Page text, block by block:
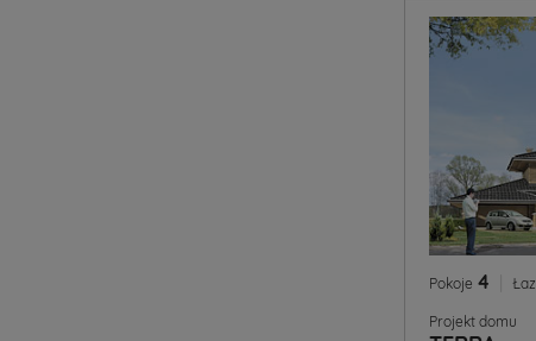
Pokoje 4
Projekt domu